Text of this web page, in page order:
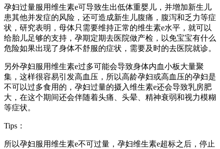
孕妇过量服用维生素e可导致生出低体重婴儿，并增加新生儿
患其他并发症的风险，还可造成新生儿腹痛，腹泻和乏力等症
状，研究表明，母体只需要维持正常的维生素e水平，就可以
给胎儿足够的支持，孕期定期去医院做产检，以免宝宝有什么
危险如果出现了身体不舒服的症状，需要及时的去医院就诊。
另外孕妇服用维生素e过多可能会导致身体内血小板大量聚
集，这样很容易引发高血压，所以高龄孕妇或高血压的孕妇是
不可以过多食用的，孕妇过量的摄入维生素e还会导致乳房肥
大，在这个期间还会伴随着头痛、头晕、精神衰弱和视力模糊
等症状。
Tips：
所以孕妇服用维生素e不可过量，孕妇维生素e超标之后，停止